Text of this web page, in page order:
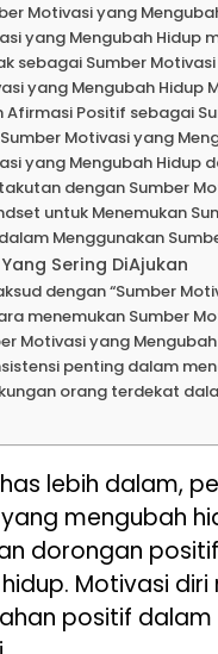
Motivasi yang
yang Mengubah Hidup
sebagai Sumber
yang Mengubah Hidup
Afirmasi Positif sebagai
Motivasi yang
yang Mengubah Hidup
dengan Sumber
untuk Menemukan
Menggunakan
Sering DiAjukan
dengan “Sumber
menemukan Sumber
Motivasi yang
penting dalam
orang terdekat
lebih dalam,
mengubah
dorongan
Motivasi
positif